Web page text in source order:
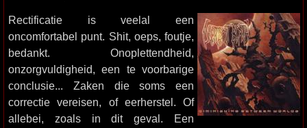
Rectificatie is veelal een
oncomfortabel punt. Shit, oeps, foutje,
bedankt. Onoplettendheid,
onzorgvuldigheid, een te voorbarige
conclusie... Zaken die soms een
correctie vereisen, of eerherstel. Of
allebei, zoals in dit geval. Een